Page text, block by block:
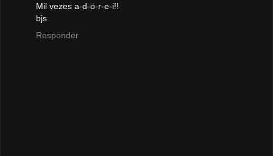
Mil vezes a-d-o-r-e-i!!
bjs
Responder